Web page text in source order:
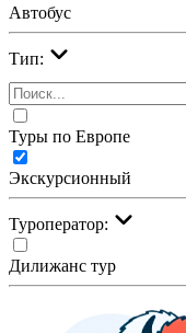
Автобус
Тип:
Туры по Европе
Экскурсионный
Туроператор:
Дилижанс тур